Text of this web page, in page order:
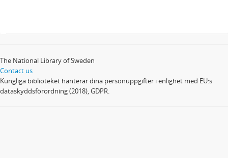
The National Library of Sweden
Contact us
Kungliga biblioteket hanterar dina personuppgifter i enlighet med EU:s
dataskyddsförordning (2018), GDPR.